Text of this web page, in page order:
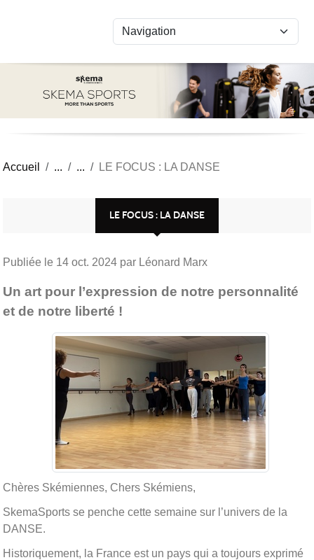
Accueil LE FOCUS : LA DANSE
LE FOCUS : LA DANSE
Publiée le 14 oct. 2024 par Léonard Marx
Un art pour l’expression de notre personnalité
et de notre liberté !
Chères Skémiennes, Chers Skémiens,
SkemaSports se penche cette semaine sur l’univers de la
DANSE.
Historiquement, la France est un pays qui a toujours exprimé